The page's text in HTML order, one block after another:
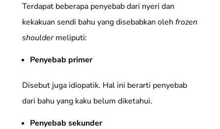
Terdapat beberapa penyebab dari nyeri dan
kekakuan sendi bahu yang disebabkan oleh frozen
shouldermeliputi:
Penyebab primer
Disebut juga idiopatik. Hal ini berarti penyebab
dari bahu yang kaku belum diketahui.
Penyebab sekunder